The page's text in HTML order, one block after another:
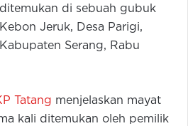
di sebuah gubuk
Jeruk, Desa Parigi,
Serang, Rabu
Tatang menjelaskan mayat
kali ditemukan oleh pemilik